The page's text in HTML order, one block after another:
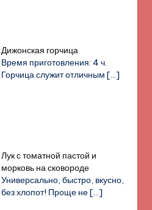
Дижонская горчица
Время приготовления: 4 ч.
Горчица служит отличным[…]
Лук с томатной пастой и
морковь на сковороде
Универсально, быстро, вкусно,
без хлопот! Проще не[…]